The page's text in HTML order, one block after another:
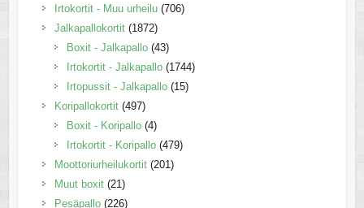
Irtokortit - Muu urheilu (706)
Jalkapallokortit (1872)
Boxit - Jalkapallo (43)
Irtokortit - Jalkapallo (1744)
Irtopussit - Jalkapallo (15)
Koripallokortit (497)
Boxit - Koripallo (4)
Irtokortit - Koripallo (479)
Moottoriurheilukortit (201)
Muut boxit (21)
Pesäpallo (226)